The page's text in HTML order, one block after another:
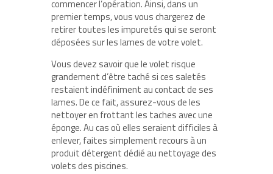
commencer l’opération. Ainsi, dans un
premier temps, vous vous chargerez de
retirer toutes les impuretés qui se seront
déposées sur les lames de votre volet.
Vous devez savoir que le volet risque
grandement d’être taché si ces saletés
restaient indéfiniment au contact de ses
lames. De ce fait, assurez-vous de les
nettoyer en frottant les taches avec une
éponge. Au cas où elles seraient difficiles à
enlever, faites simplement recours à un
produit détergent dédié au nettoyage des
volets des piscines.